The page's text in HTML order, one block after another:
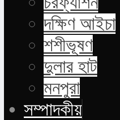
দক্ষিণ আইচা
শশীভূষণ
দুলার হাট
মনপুরা
সম্পাদকীয়